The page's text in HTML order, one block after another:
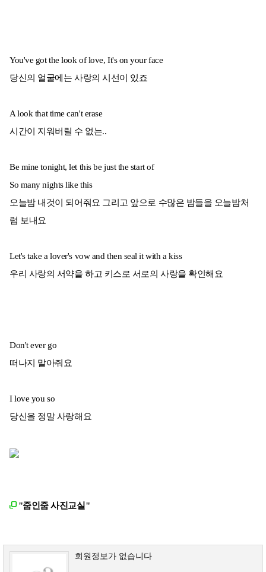
You've got the look of love, It's on your face
당신의 얼굴에는 사랑의 시선이 있죠
A look that time can't erase
시간이 지워버릴 수 없는..
Be mine tonight, let this be just the start of
So many nights like this
오늘밤 내것이 되어줘요 그리고 앞으로 수많은 밤들을 오늘밤처
럼 보내요
Let's take a lover's vow and then seal it with a kiss
우리 사랑의 서약을 하고 키스로 서로의 사랑을 확인해요
Don't ever go
떠나지 말아줘요
I love you so
당신을 정말 사랑해요
"줌인줌 사진교실"
회원정보가 없습니다